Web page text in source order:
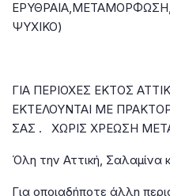
ΨΥΧΙΚΟ)
ΓΙΑ ΠΕΡΙΟΧΕΣ ΕΚΤΟΣ
ΕΚΤΕΛΟΥΝΤΑΙ ΜΕ
ΣΑΣ . ΧΩΡΙΣ ΧΡΕΩΣΗ
Όλη την Αττική, Σαλαμίνα
Για οποιαδήποτε άλλη